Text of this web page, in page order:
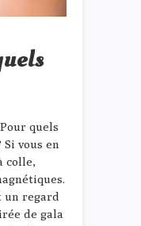
quels
vous en
colle,
un regard
de gala